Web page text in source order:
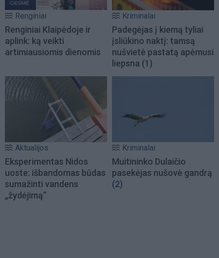
Renginiai
Renginiai Klaipėdoje ir
aplink: ką veikti
artimiausiomis dienomis
Kriminalai
Padegėjas į kiemą tyliai
įsliūkino naktį: tamsą
nušvietė pastatą apėmusi
liepsna (1)
Aktualijos
Eksperimentas Nidos
uoste: išbandomas būdas
sumažinti vandens
„žydėjimą“
Kriminalai
Muitininko Dulaičio
pasekėjas nušovė gandrą
(2)